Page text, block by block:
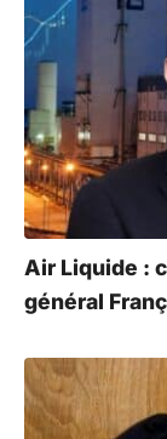
Air Liquide :
général